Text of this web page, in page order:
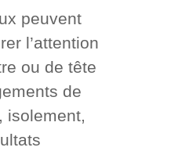
peuvent
l’attention
ou de tête
de
isolement,